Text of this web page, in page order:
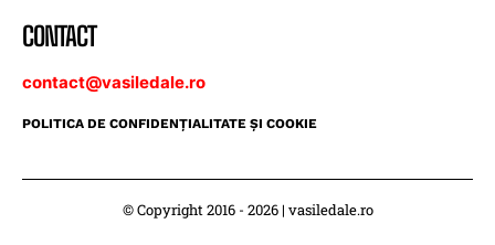
CONTACT
contact@vasiledale.ro
POLITICA DE CONFIDENŢIALITATE ŞI COOKIE
© Copyright 2016 - 2026 | vasiledale.ro